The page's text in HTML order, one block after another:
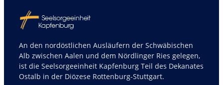
An den nordöstlichen Ausläufern der Schwäbischen
Alb zwischen Aalen und dem Nördlinger Ries gelegen,
ist die Seelsorgeeinheit Kapfenburg Teil des Dekanates
Ostalb in der Diözese Rottenburg-Stuttgart.